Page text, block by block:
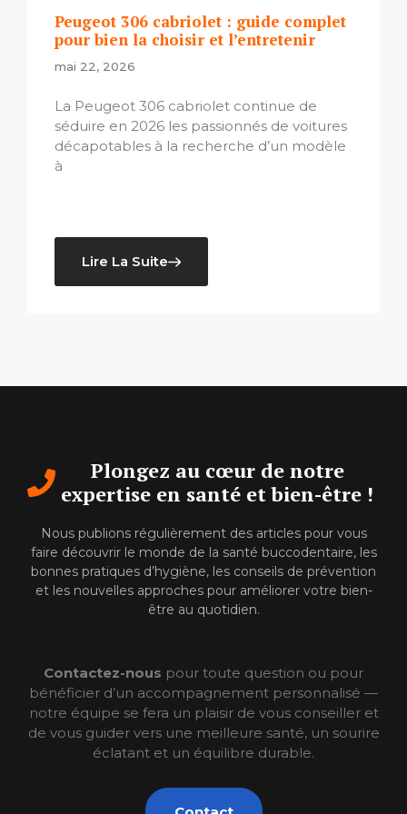
Peugeot 306 cabriolet : guide complet
pour bien la choisir et l’entretenir
mai 22, 2026
La Peugeot 306 cabriolet continue de
séduire en 2026 les passionnés de voitures
décapotables à la recherche d’un modèle
à
Lire La Suite
Plongez au cœur de notre
expertise en santé et bien-être !
Nous publions régulièrement des articles pour vous
faire découvrir le monde de la santé buccodentaire, les
bonnes pratiques d’hygiène, les conseils de prévention
et les nouvelles approches pour améliorer votre bien-
être au quotidien.
Contactez-nous pour toute question ou pour
bénéficier d’un accompagnement personnalisé —
notre équipe se fera un plaisir de vous conseiller et
de vous guider vers une meilleure santé, un sourire
éclatant et un équilibre durable.